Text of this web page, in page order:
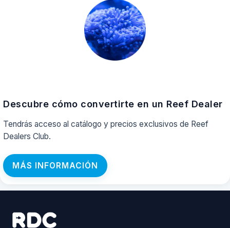
Descubre cómo convertirte en un Reef Dealer
Tendrás acceso al catálogo y precios exclusivos de Reef
Dealers Club.
MÁS INFORMACIÓN